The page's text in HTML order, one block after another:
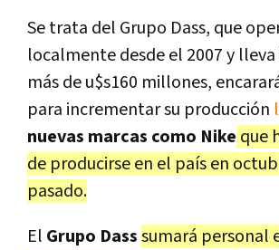
Se trata del Grupo Dass, que
localmente desde el 2007 y
más de u$s160 millones,
para incrementar su producción
nuevas marcas como Nike que
de producirse en el país en
pasado.
El Grupo Dasssumará personal